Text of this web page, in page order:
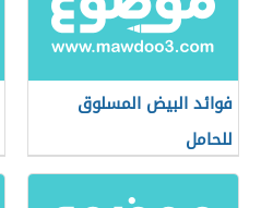
فوائد البيض المسلوق
للحامل